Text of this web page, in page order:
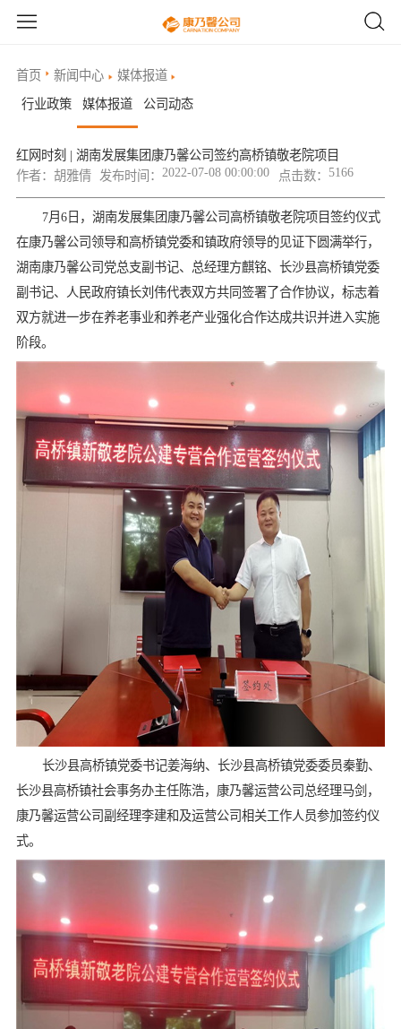
首页 新闻中心
媒体报道
行业政策
媒体报道 公司动态
红网时刻 | 湖南发展集团康乃馨公司签约高桥镇敬老院项目
作者： 胡雅倩 发布时间：2022-07-08 00:00:00 点击数： 5166
7月6日，湖南发展集团康乃馨公司高桥镇敬老院项目签约仪式
在康乃馨公司领导和高桥镇党委和镇政府领导的见证下圆满举行，
湖南康乃馨公司党总支副书记、总经理方麒铭、长沙县高桥镇党委
副书记、人民政府镇长刘伟代表双方共同签署了合作协议，标志着
双方就进一步在养老事业和养老产业强化合作达成共识并进入实施
阶段。
长沙县高桥镇党委书记姜海纳、长沙县高桥镇党委委员秦勤、
长沙县高桥镇社会事务办主任陈浩，康乃馨运营公司总经理马剑，
康乃馨运营公司副经理李建和及运营公司相关工作人员参加签约仪
式。